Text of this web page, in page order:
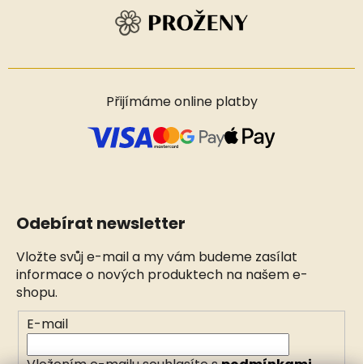
Přijímáme online platby
Odebírat newsletter
Vložte svůj e-mail a my vám budeme zasílat
informace o nových produktech na našem e-
shopu.
E-mail